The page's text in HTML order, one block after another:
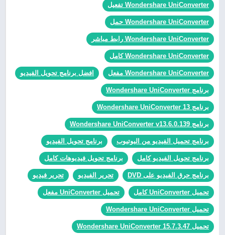
Wondershare UniConverter تفعيل
Wondershare UniConverter حمل
Wondershare UniConverter رابط مباشر
Wondershare UniConverter كامل
Wondershare UniConverter مفعل افضل برنامج تحويل الفيديو
برنامج Wondershare UniConverter
برنامج Wondershare UniConverter 13
برنامج Wondershare UniConverter v13.6.0.139
برنامج تحميل الفيديو من اليوتيوب برنامج تحويل الفيديو
برنامج تحويل الفيديو كامل برنامج تحويل فيديوهات كامل
برنامج حرق الفيديو على DVD تحرير الفيديو تحرير فيديو
تحميل UniConverter كامل تحميل UniConverter مفعل
تحميل Wondershare UniConverter
تحميل Wondershare UniConverter 15.7.3.47